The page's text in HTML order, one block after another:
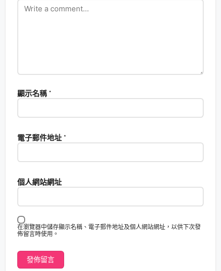
顯示名稱 *
電子郵件地址 *
個人網站網址
在瀏覽器中儲存顯示名稱、電子郵件地址及個人網站網址，以供下次發
佈留言時使用。